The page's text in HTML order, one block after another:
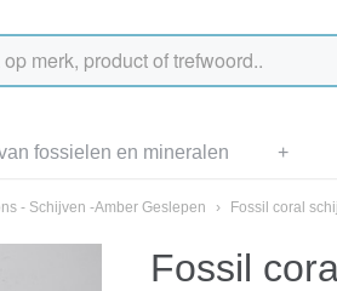
fossielen en mineralen +
- Schijven -Amber Geslepen › Fossil coral
Fossil